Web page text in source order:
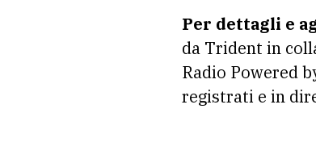
Per dettagli e
da Trident in
Radio Powered
registrati e in